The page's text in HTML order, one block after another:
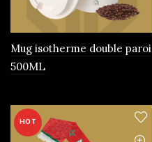
Mug isotherme double paroi
500ML
HOT